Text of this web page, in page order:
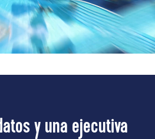
y una ejecutiva